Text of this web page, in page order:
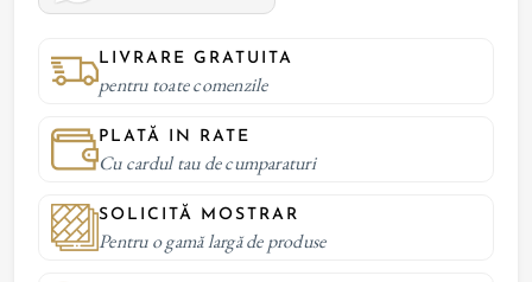
LIVRARE GRATUITA
pentru toate comenzile
PLATĂ IN RATE
Cu cardul tau de cumparaturi
SOLICITĂ MOSTRAR
Pentru o gamă largă de produse